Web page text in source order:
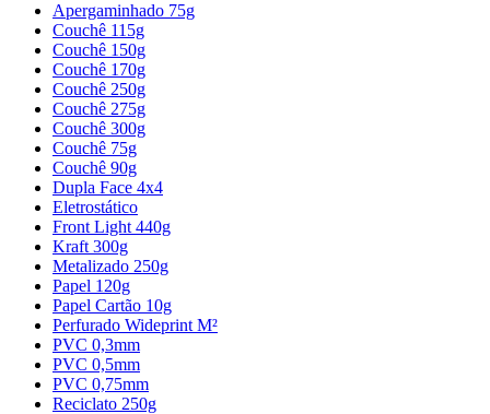
Apergaminhado 75g
Couchê 115g
Couchê 150g
Couchê 170g
Couchê 250g
Couchê 275g
Couchê 300g
Couchê 75g
Couchê 90g
Dupla Face 4x4
Eletrostático
Front Light 440g
Kraft 300g
Metalizado 250g
Papel 120g
Papel Cartão 10g
Perfurado Wideprint M²
PVC 0,3mm
PVC 0,5mm
PVC 0,75mm
Reciclato 250g